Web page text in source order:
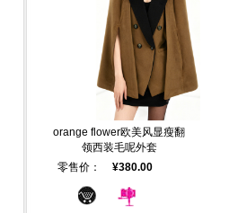
orange flower欧美风显瘦翻
领西装毛呢外套
零售价：
¥380.00